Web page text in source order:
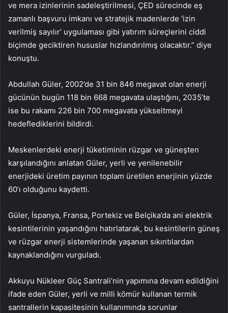
ve mera izinlerinin sadeleştirilmesi, ÇED sürecinde eş
zamanlı başvuru imkanı ve stratejik madenlerde ‘izin
verilmiş sayılır’ uygulaması gibi yatırım süreçlerini ciddi
biçimde geciktiren hususlar hızlandırılmış olacaktır.” diye
konuştu.
Abdullah Güler, 2002’de 31 bin 846 megavat olan enerji
gücünün bugün 118 bin 668 megavata ulaştığını, 2035’te
ise bu rakamı 226 bin 700 megavata yükseltmeyi
hedeflediklerini bildirdi.
Meskenlerdeki enerji tüketiminin rüzgar ve güneşten
karşılandığını anlatan Güler, yerli ve yenilenebilir
enerjideki üretim payının toplam üretilen enerjinin yüzde
60’ı olduğunu kaydetti.
Güler, İspanya, Fransa, Portekiz ve Belçika’da ani elektrik
kesintilerinin yaşandığını hatırlatarak, bu kesintilerin güneş
ve rüzgar enerji sistemlerinde yaşanan sıkıntılardan
kaynaklandığını vurguladı.
Akkuyu Nükleer Güç Santrali’nin yapımına devam edildiğini
ifade eden Güler, yerli ve milli kömür kullanan termik
santrallerin kapasitesinin kullanımında sorunlar